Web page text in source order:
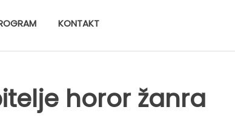
KONTAKT
horor žanra